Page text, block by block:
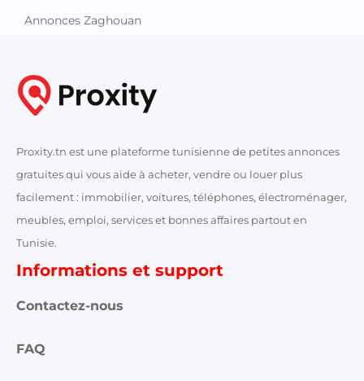
Annonces Zaghouan
Proxity.tn est une plateforme tunisienne de petites annonces
gratuites qui vous aide à acheter, vendre ou louer plus
facilement : immobilier, voitures, téléphones, électroménager,
meubles, emploi, services et bonnes affaires partout en
Tunisie.
Informations et support
Contactez-nous
FAQ